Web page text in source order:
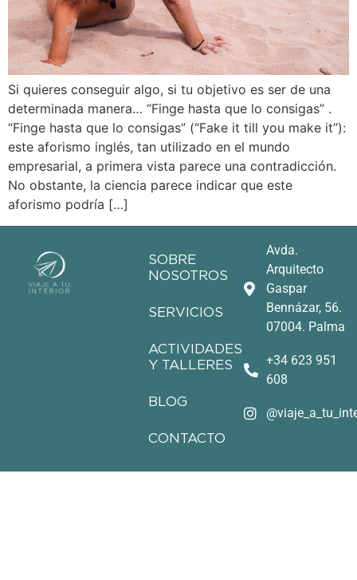
Si quieres conseguir algo, si tu objetivo es ser de una
determinada manera… “Finge hasta que lo consigas” .
“Finge hasta que lo consigas” (“Fake it till you make it”):
este aforismo inglés, tan utilizado en el mundo
empresarial, a primera vista parece una contradicción.
No obstante, la ciencia parece indicar que este
aforismo podría […]
SOBRE
NOSOTROS
SERVICIOS
ACTIVIDADES
Y TALLERES
BLOG
CONTACTO
Avda.
Arquitecto
Gaspar
Bennázar, 56.
07004. Palma
+34 623 951
608